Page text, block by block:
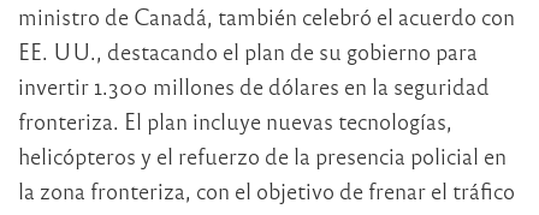
ministro de Canadá, también celebró el acuerdo con
EE. UU., destacando el plan de su gobierno para
invertir 1.300 millones de dólares en la seguridad
fronteriza. El plan incluye nuevas tecnologías,
helicópteros y el refuerzo de la presencia policial en
la zona fronteriza, con el objetivo de frenar el tráfico